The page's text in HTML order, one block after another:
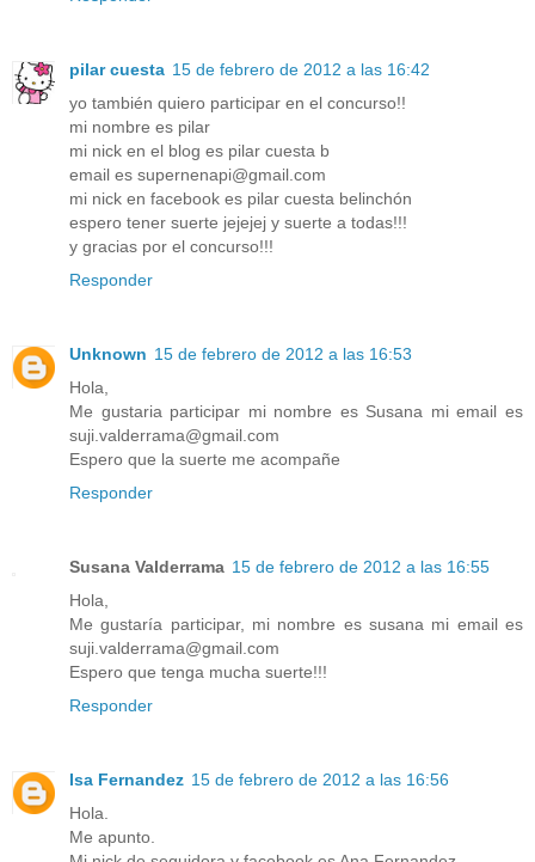
pilar cuesta 15 de febrero de 2012 a las 16:42
yo también quiero participar en el concurso!!
mi nombre es pilar
mi nick en el blog es pilar cuesta b
email es supernenapi@gmail.com
mi nick en facebook es pilar cuesta belinchón
espero tener suerte jejejej y suerte a todas!!!
y gracias por el concurso!!!
Responder
Unknown 15 de febrero de 2012 a las 16:53
Hola,
Me gustaria participar mi nombre es Susana mi email es
suji.valderrama@gmail.com
Espero que la suerte me acompañe
Responder
Susana Valderrama 15 de febrero de 2012 a las 16:55
Hola,
Me gustaría participar, mi nombre es susana mi email es
suji.valderrama@gmail.com
Espero que tenga mucha suerte!!!
Responder
Isa Fernandez 15 de febrero de 2012 a las 16:56
Hola.
Me apunto.